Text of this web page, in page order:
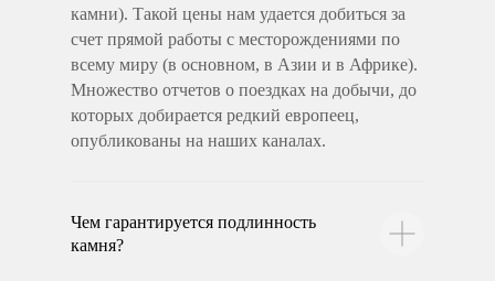
камни). Такой цены нам удается добиться за
счет прямой работы с месторождениями по
всему миру (в основном, в Азии и в Африке).
Множество отчетов о поездках на добычи, до
которых добирается редкий европеец,
опубликованы на наших каналах.
Чем гарантируется подлинность
камня?